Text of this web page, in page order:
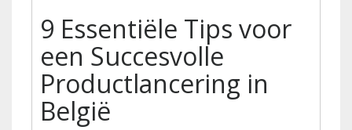
9 Essentiële Tips voor
een Succesvolle
Productlancering in
België